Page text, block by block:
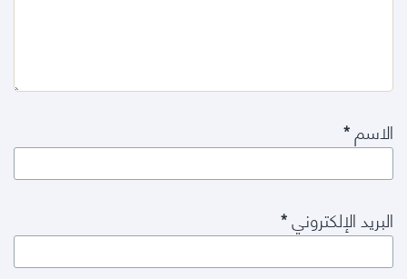
الاسم*
البريد الإلكتروني*